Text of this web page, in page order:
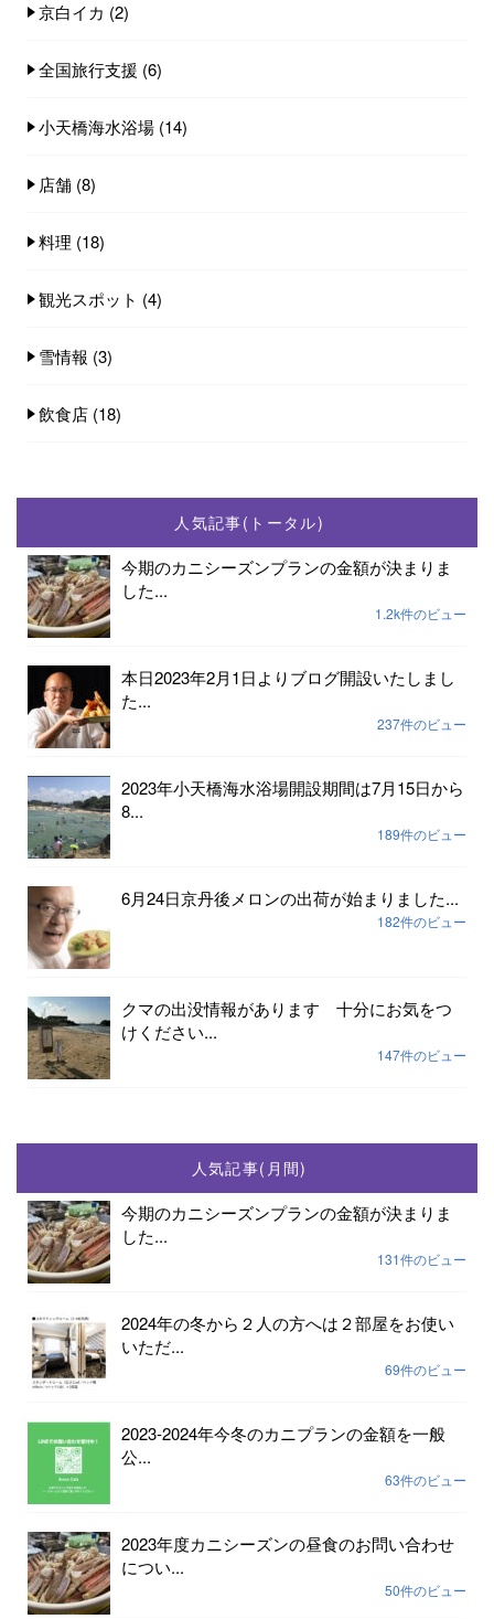
京白イカ (2)
全国旅行支援 (6)
小天橋海水浴場 (14)
店舗 (8)
料理 (18)
観光スポット (4)
雪情報 (3)
飲食店 (18)
人気記事(トータル)
今期のカニシーズンプランの金額が決まりま
した...
1.2k件のビュー
本日2023年2月1日よりブログ開設いたしまし
た...
237件のビュー
2023年小天橋海水浴場開設期間は7月15日から
8...
189件のビュー
6月24日京丹後メロンの出荷が始まりました...
182件のビュー
クマの出没情報があります 十分にお気をつ
けください...
147件のビュー
人気記事(月間)
今期のカニシーズンプランの金額が決まりま
した...
131件のビュー
2024年の冬から２人の方へは２部屋をお使い
いただ...
69件のビュー
2023-2024年今冬のカニプランの金額を一般
公...
63件のビュー
2023年度カニシーズンの昼食のお問い合わせ
につい...
50件のビュー